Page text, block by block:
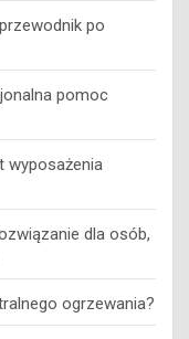
po
pomoc
wyposażenia
dla osób,
ogrzewania?